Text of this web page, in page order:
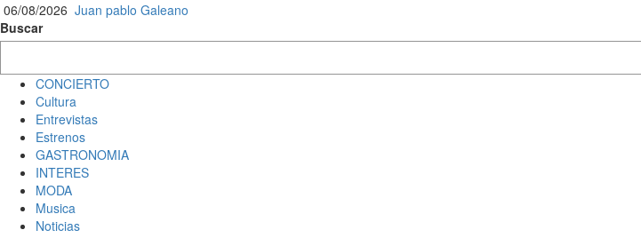
06/08/2026 Juan pablo Galeano
Buscar
CONCIERTO
Cultura
Entrevistas
Estrenos
GASTRONOMIA
INTERES
MODA
Musica
Noticias